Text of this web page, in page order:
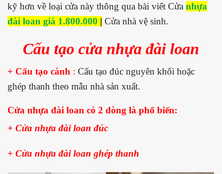
kỹ hơn về loại cửa này thông qua bài viết Cửa nhựa
đài loan giá 1.800.000 | Cửa nhà vệ sinh.
Cấu tạo cửa nhựa đài loan
+ Cấu tạo cánh : Cấu tạo đúc nguyên khối hoặc
ghép thanh theo mẫu nhà sản xuất.
Cửa nhựa đài loan có 2 dòng là phổ biến:
+ Cửa nhựa đài loan đúc
+ Cửa nhựa đài loan ghép thanh